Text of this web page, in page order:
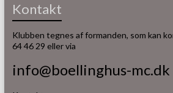
Kontakt
Klubben tegnes af formanden, som kan
64 46 29 eller via
info@boellinghus-mc.dk